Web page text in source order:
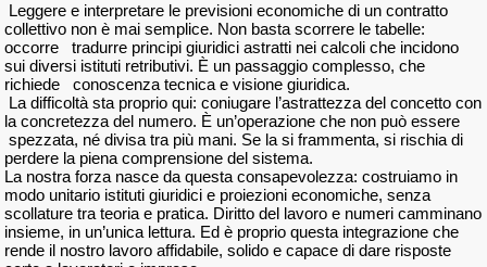
Leggere e interpretare le previsioni economiche di un contratto
collettivo non è mai semplice. Non basta scorrere le tabelle:
occorre tradurre principi giuridici astratti nei calcoli che incidono
sui diversi istituti retributivi. È un passaggio complesso, che
richiede conoscenza tecnica e visione giuridica.
La difficoltà sta proprio qui: coniugare l’astrattezza del concetto con
la concretezza del numero. È un’operazione che non può essere
spezzata, né divisa tra più mani. Se la si frammenta, si rischia di
perdere la piena comprensione del sistema.
La nostra forza nasce da questa consapevolezza: costruiamo in
modo unitario istituti giuridici e proiezioni economiche, senza
scollature tra teoria e pratica. Diritto del lavoro e numeri camminano
insieme, in un’unica lettura. Ed è proprio questa integrazione che
rende il nostro lavoro affidabile, solido e capace di dare risposte